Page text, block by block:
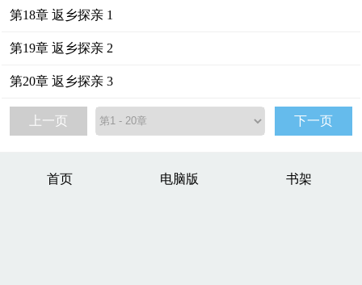
第18章 返乡探亲 1
第19章 返乡探亲 2
第20章 返乡探亲 3
上一页 下一页
首页 电脑版 书架